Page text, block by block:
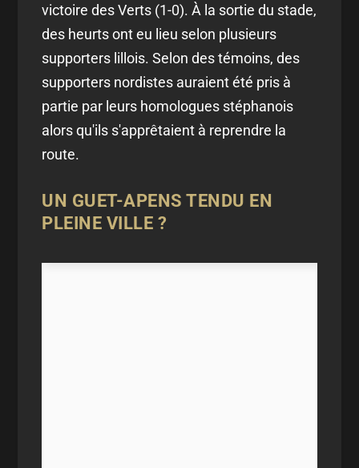
victoire des Verts (1-0). À la sortie du stade,
des heurts ont eu lieu selon plusieurs
supporters lillois. Selon des témoins, des
supporters nordistes auraient été pris à
partie par leurs homologues stéphanois
alors qu'ils s'apprêtaient à reprendre la
route.
UN GUET-APENS TENDU EN
PLEINE VILLE ?